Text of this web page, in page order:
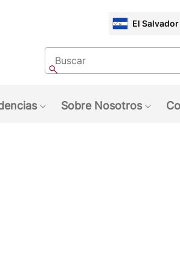
CHOOSE
MARKET
El Salvador
Buscar
Buscar
Sobre Nosotros